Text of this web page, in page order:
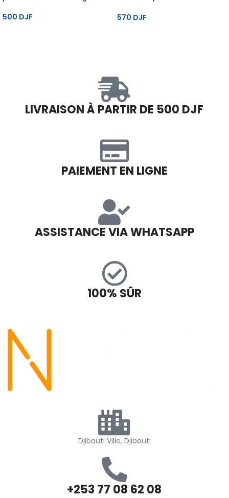
500 DJF
570 DJF
LIVRAISON À PARTIR DE 500 DJF
PAIEMENT EN LIGNE
ASSISTANCE VIA WHATSAPP
100% SÛR
Djibouti Ville, Djibouti
+253 77 08 62 08